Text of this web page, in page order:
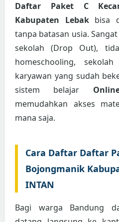
Daftar Paket C
Kabupaten Lebakbisa
tanpa batasan usia.
sekolah (Drop Out),
homeschooling,
karyawan yang sudah
sistem belajar
memudahkan akses
mana saja.
Cara Daftar Daftar
Bojongmanik
INTAN
Bagi warga Bandung